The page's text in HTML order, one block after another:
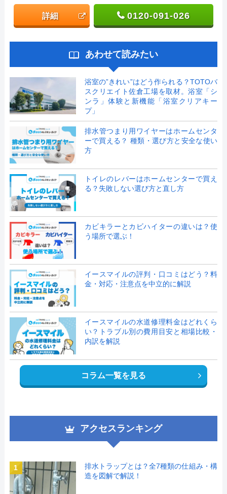
詳細 0120-091-026
あわせて読みたい
浴室の”きれい”はどう作られる？TOTOバ
スクリエイト佐倉工場を取材。浴室「シ
ンラ」体験と新機能「浴室クリアキー
プ」
排水管つまり用ワイヤーはホームセンタ
ーで買える？ 種類・選び方と安全な使い
方
トイレのレバーはホームセンターで買え
る？失敗しない選び方と直し方
カビキラーとカビハイターの違いは？使
う場所で選ぶ！
イースマイルの評判・口コミはどう？料
金・対応・注意点を中立的に解説
イースマイルの水道修理料金はどれくら
い？トラブル別の費用目安と相場比較・
内訳を解説
コラム一覧を見る
アクセスランキング
1
排水トラップとは？全7種類の仕組み・構
造を図解で解説！